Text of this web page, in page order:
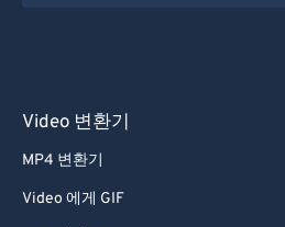
Video 변환기
MP4 변환기
Video 에게 GIF